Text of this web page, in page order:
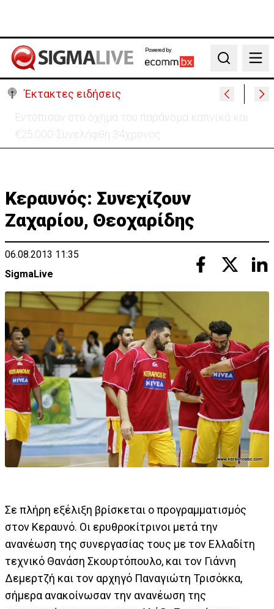
Powered by:
Search
Έκτακτες ειδήσεις
Μαλαισία: Πανικός σε πτήση – Επιχείρησε να
ανοίξει την έξοδο κυνδίνου (ΒΙΝΤΕΟ)
Κεραυνός: Συνεχίζουν
Ζαχαρίου, Θεοχαρίδης
06.08.2013 11:35
SigmaLive
Σε πλήρη εξέλιξη βρίσκεται ο προγραμματισμός
στον Κεραυνό. Οι ερυθροκίτρινοι μετά την
ανανέωση της συνεργασίας τους με τον Ελλαδίτη
τεχνικό Θανάση Σκουρτόπουλο, και τον Γιάννη
Δεμερτζή και τον αρχηγό Παναγιώτη Τρισόκκα,
σήμερα ανακοίνωσαν την ανανέωση της